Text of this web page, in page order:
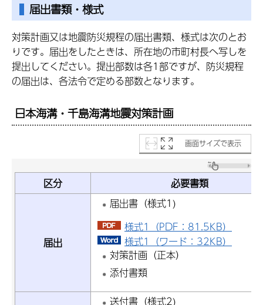
届出書類・様式
対策計画又は地震防災規程の届出書類、様式は次のとお
りです。届出をしたときは、所在地の市町村長へ写しを
提出してください。提出部数は各1部ですが、防災規程
の届出は、各法令で定める部数となります。
日本海溝・千島海溝地震対策計画
画面サイズで表示
区分 必要書類
届出
届出書（様式1)
様式1（PDF：81.5KB）
様式1（ワード：32KB）
対策計画（正本）
添付書類
送付書（様式2)